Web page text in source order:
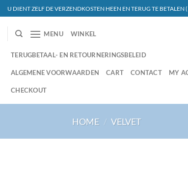
Ga
naar
inhoud
U DIENT ZELF DE VERZENDKOSTEN HEEN EN TERUG TE BETALEN
MENU WINKEL
TERUGBETAAL- EN RETOURNERINGSBELEID
ALGEMENE VOORWAARDEN CART CONTACT MY
CHECKOUT
HOME / VELVET